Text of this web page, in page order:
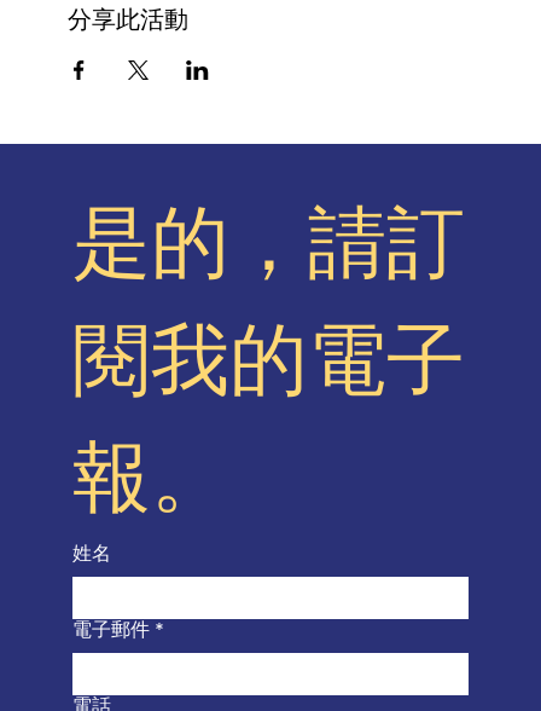
分享此活動
是的，請訂
閱我的電子
報。
姓名
電子郵件 *